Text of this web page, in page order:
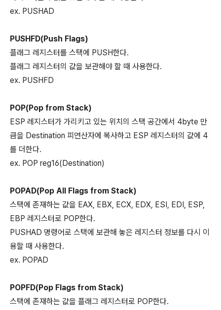
ex. PUSHAD
PUSHFD(Push Flags)
플래그 레지스터를 스택에 PUSH한다.
플래그 레지스터의 값을 보관해야 할 때 사용한다.
ex. PUSHFD
POP(Pop from Stack)
ESP 레지스터가 가리키고 있는 위치의 스택 공간에서 4byte 만
큼을 Destination 피연산자에 복사하고 ESP 레지스터의 값에 4
를 더한다.
ex. POP reg16(Destination)
POPAD(Pop All Flags from Stack)
스택에 존재하는 값을 EAX, EBX, ECX, EDX, ESI, EDI, ESP,
EBP 레지스터로 POP한다.
PUSHAD 명령어로 스택에 보관해 놓은 레지스터 정보를 다시 이
용할 때 사용한다.
ex. POPAD
POPFD(Pop Flags from Stack)
스택에 존재하는 값을 플래그 레지스터로 POP한다.